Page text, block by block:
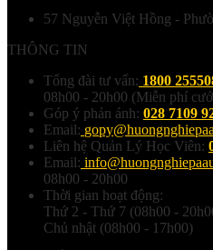
57 Nguyễn Việt Hồng -
THÔNG TIN
Tổng đài tư vấn: 1800
08h00 - 20h00 (Miễn phí
Góp ý phản ánh: 028 7109
Email:
Liên hệ Quản Lý Học Viên:
Email:
08h00 - 20h00
Thời gian hoạt động:
Thứ 2 - Thứ 7 (08h00 -
Chủ nhật (08h00 - 17h00)